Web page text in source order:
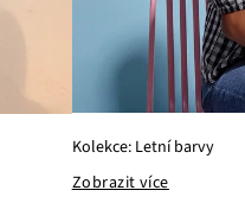
Kolekce: Letní barvy
Zobrazit více